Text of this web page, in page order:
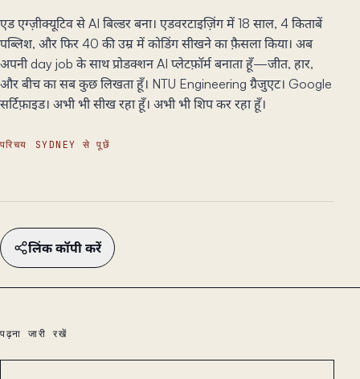
एड एग्ज़ीक्यूटिव से AI बिल्डर बना। एडवरटाइज़िंग में 18 साल, 4 किताबें
पब्लिश, और फिर 40 की उम्र में कोडिंग सीखने का फ़ैसला किया। अब
अपनी day job के साथ प्रोडक्शन AI प्लेटफ़ॉर्म बनाता हूँ—जीत, हार,
और बीच का सब कुछ लिखता हूँ। NTU Engineering ग्रैजुएट। Google
सर्टिफ़ाइड। अभी भी सीख रहा हूँ। अभी भी शिप कर रहा हूँ।
परिचय SYDNEY से पूछें
लिंक कॉपी करें
पढ़ना जारी रखें